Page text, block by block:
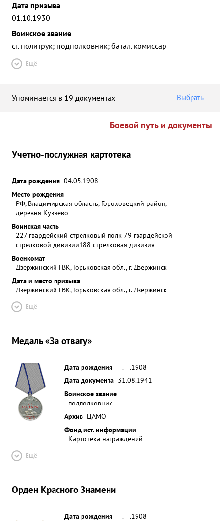
Дата призыва
01.10.1930
Воинское звание
ст. политрук; подполковник; батал. комиссар
Ещё
Упоминается в 19 документах Выбрать
Боевой путь и документы
Учетно-послужная картотека
Дата рождения 04.05.1908
Место рождения
РФ, Владимирская область, Гороховецкий район,
деревня Кузяево
Воинская часть
227 гвардейский стрелковый полк 79 гвардейской
стрелковой дивизии188 стрелковая дивизия
Военкомат
Дзержинский ГВК, Горьковская обл., г. Дзержинск
Дата и место призыва
Дзержинский ГВК, Горьковская обл., г. Дзержинск
Ещё
Медаль «За отвагу»
Дата рождения
__.__.1908
Дата документа 31.08.1941
Воинское звание
подполковник
Архив ЦАМО
Фонд ист. информации
Картотека награждений
Ещё
Орден Красного Знамени
Дата рождения
__.__.1908